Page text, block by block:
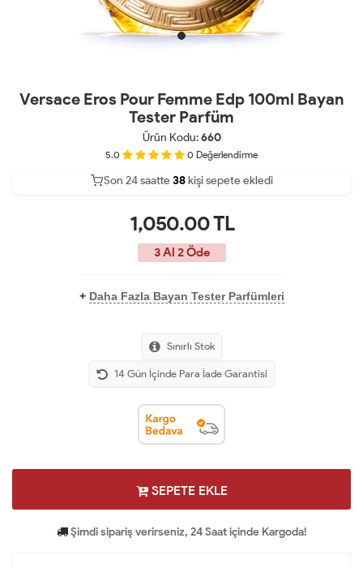
Versace Eros Pour Femme Edp 100ml Bayan
Tester Parfüm
Ürün Kodu:660
5.0 0 Değerlendirme
22
Son 24 saatte 40kişi sepete ekledi
13
1,050.00TL
3 Al 2 Öde
+ Daha Fazla Bayan Tester Parfümleri
Sınırlı Stok
14 Gün İçinde Para İade Garantisi
SEPETE EKLE
Şimdi sipariş verirseniz, 24 Saat içinde Kargoda!